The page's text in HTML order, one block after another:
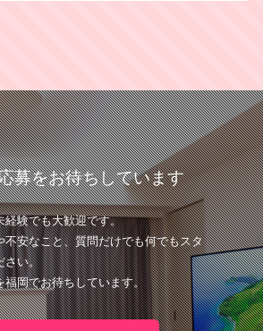
募をお待ちしています
経験でも大歓迎です。
不安なこと、質問だけでも何でもスタ
さい。
福岡でお待ちしています。